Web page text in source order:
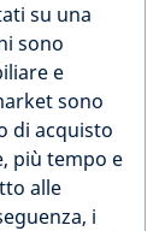
su una
sono
e
sono
di acquisto
più tempo e
alle
i